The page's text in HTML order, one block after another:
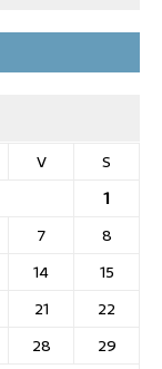
V
S
1
7
8
14
15
21
22
28
29